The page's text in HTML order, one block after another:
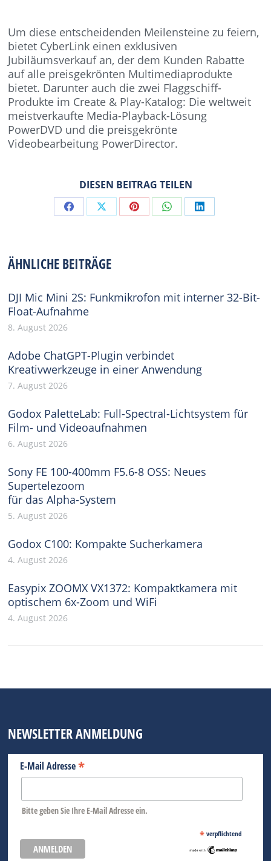
Um diese entscheidenden Meilensteine zu feiern,
bietet CyberLink einen exklusiven
Jubiläumsverkauf an, der dem Kunden Rabatte
auf alle preisgekrönten Multimediaprodukte
bietet. Darunter auch die zwei Flaggschiff-
Produkte im Create & Play-Katalog: Die weltweit
meistverkaufte Media-Playback-Lösung
PowerDVD und die preisgekrönte
Videobearbeitung PowerDirector.
DIESEN BEITRAG TEILEN
Share Share Share Share Share
ÄHNLICHE BEITRÄGE
DJI Mic Mini 2S: Funkmikrofon mit interner 32-Bit-
Float-Aufnahme
8. August 2026
Adobe ChatGPT-Plugin verbindet
Kreativwerkzeuge in einer Anwendung
7. August 2026
Godox PaletteLab: Full-Spectral-Lichtsystem für
Film- und Videoaufnahmen
6. August 2026
Sony FE 100-400mm F5.6-8 OSS: Neues
Supertelezoom
für das Alpha-System
5. August 2026
Godox C100: Kompakte Sucherkamera
4. August 2026
Easypix ZOOMX VX1372: Kompaktkamera mit
optischem 6x-Zoom und WiFi
4. August 2026
NEWSLETTER ANMELDUNG
E-Mail Adresse*
Bitte geben Sie Ihre E-Mail Adresse ein.
* verpflichtend